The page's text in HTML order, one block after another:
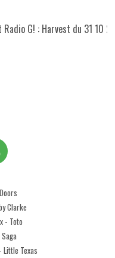
G! : Harvest du 31 10
Clarke
- Toto
Little Texas